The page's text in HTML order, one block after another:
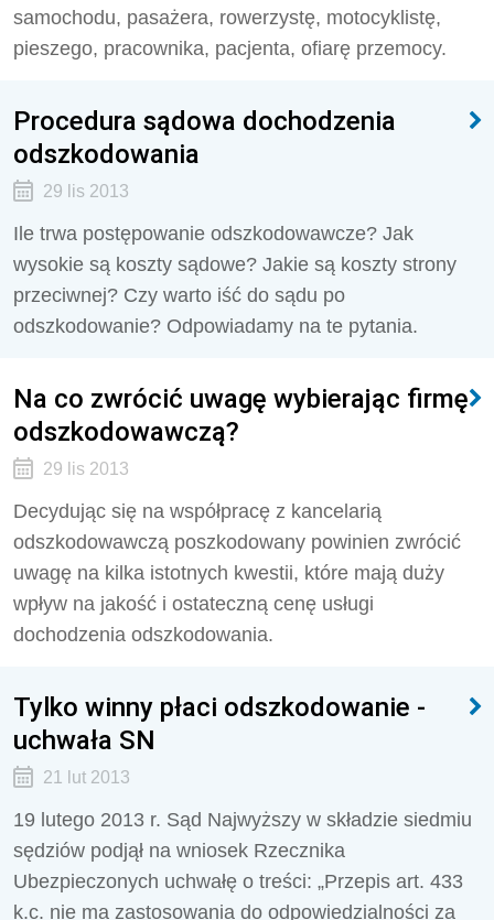
samochodu, pasażera, rowerzystę, motocyklistę,
pieszego, pracownika, pacjenta, ofiarę przemocy.
Procedura sądowa dochodzenia
odszkodowania
29 lis 2013
Ile trwa postępowanie odszkodowawcze? Jak
wysokie są koszty sądowe? Jakie są koszty strony
przeciwnej? Czy warto iść do sądu po
odszkodowanie? Odpowiadamy na te pytania.
Na co zwrócić uwagę wybierając firmę
odszkodowawczą?
29 lis 2013
Decydując się na współpracę z kancelarią
odszkodowawczą poszkodowany powinien zwrócić
uwagę na kilka istotnych kwestii, które mają duży
wpływ na jakość i ostateczną cenę usługi
dochodzenia odszkodowania.
Tylko winny płaci odszkodowanie -
uchwała SN
21 lut 2013
19 lutego 2013 r. Sąd Najwyższy w składzie siedmiu
sędziów podjął na wniosek Rzecznika
Ubezpieczonych uchwałę o treści: „Przepis art. 433
k.c. nie ma zastosowania do odpowiedzialności za